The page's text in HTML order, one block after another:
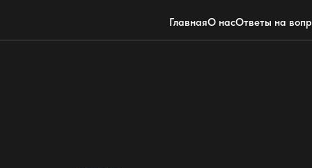
ГлавнаяО насОтветы на